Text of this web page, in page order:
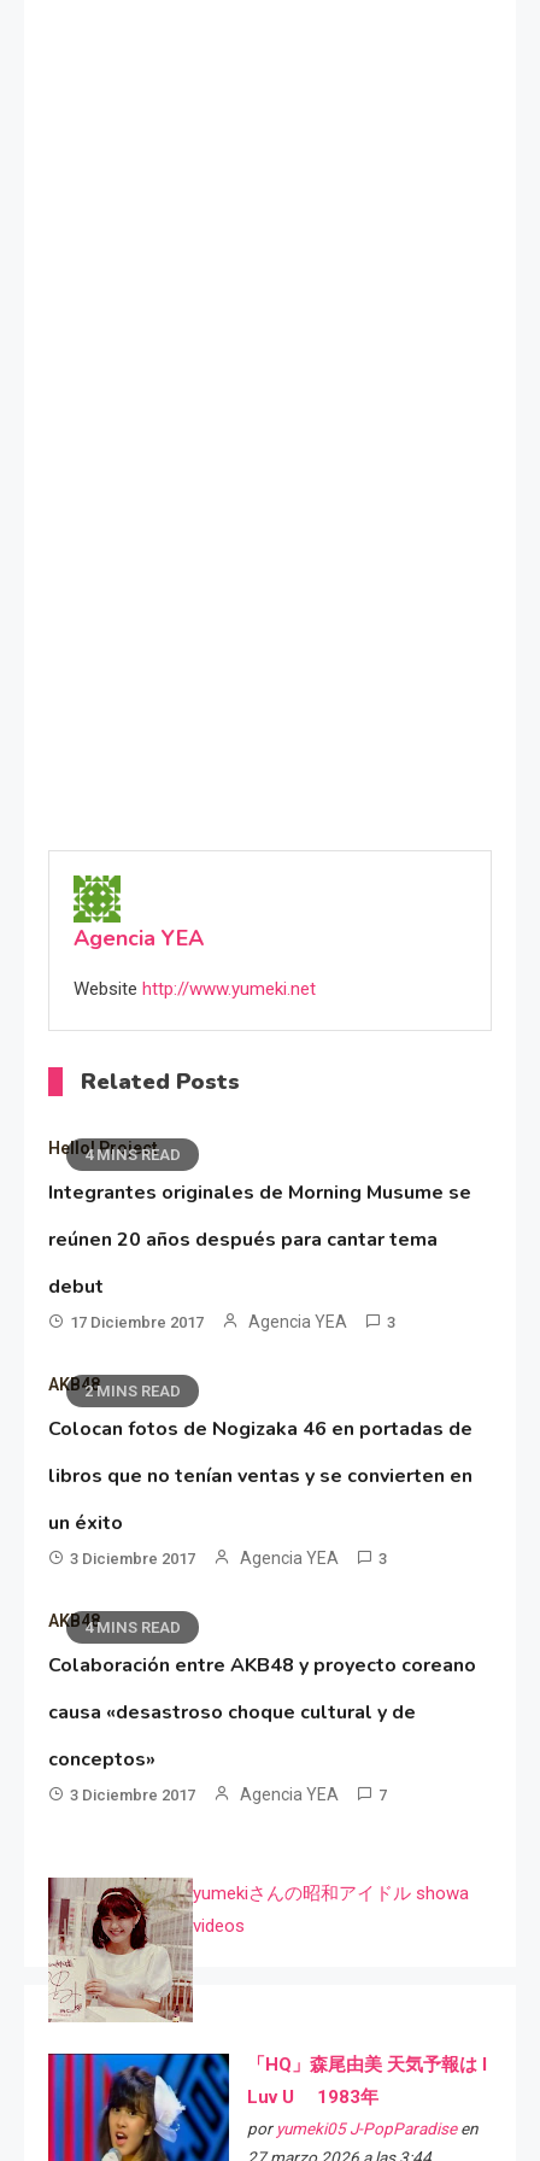
Agencia YEA
Website http://www.yumeki.net
Related Posts
4 MINS READ
Hello! Project
Integrantes originales de Morning Musume se
reúnen 20 años después para cantar tema
debut
17 Diciembre 2017 Agencia YEA 3
2 MINS READ
AKB48
Colocan fotos de Nogizaka 46 en portadas de
libros que no tenían ventas y se convierten en
un éxito
3 Diciembre 2017 Agencia YEA 3
4 MINS READ
AKB48
Colaboración entre AKB48 y proyecto coreano
causa «desastroso choque cultural y de
conceptos»
3 Diciembre 2017 Agencia YEA 7
yumekiさんの昭和アイドル showa
videos
「HQ」森尾由美 天気予報は I
Luv U 1983年
por yumeki05 J-PopParadiseen
27 marzo 2026 a las 3:44